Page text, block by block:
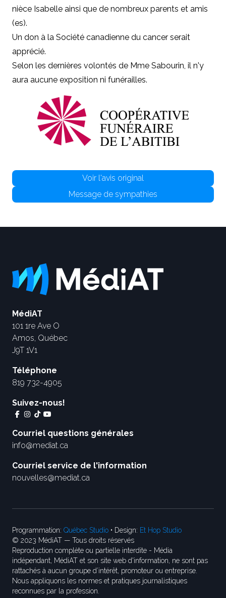
nièce Isabelle ainsi que de nombreux parents et amis
(es).
Un don à la Société canadienne du cancer serait
apprécié.
Selon les dernières volontés de Mme Sabourin, il n'y
aura aucune exposition ni funérailles.
Voir l'avis original
Message de sympathies
MédiAT
101 1re Ave O
Amos, Québec
J9T 1V1
Téléphone
819 732-4905
Suivez-nous!
Courriel questions générales
info@mediat.ca
Courriel service de l'information
nouvelles@mediat.ca
Programmation: Québec Studio • Design: Et Hop Studio
© 2023 MédiAT — Tous droits réservés
Reproduction complète ou partielle interdite - Média
indépendant, MédiAT et son site web d'information, ne sont pas
rattachés à aucun groupe d’intérêt, promoteur ou entreprise.
Nous appliquons les normes et pratiques journalistiques
reconnues par la profession.